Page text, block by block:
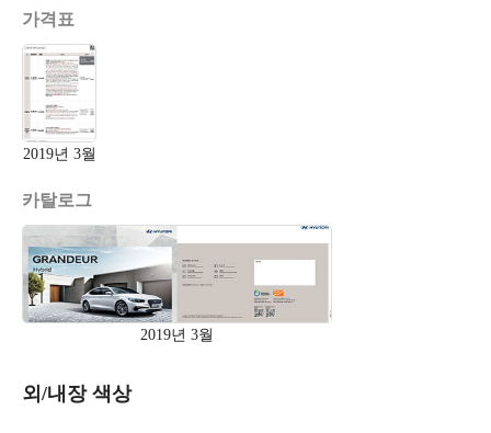
가격표
2019년 3월
카탈로그
2019년 3월
외/내장 색상